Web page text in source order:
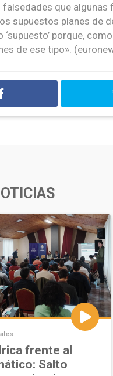
que algunas
supuestos planes de
‘supuesto’ porque,
de ese tipo».
frente al
Salto